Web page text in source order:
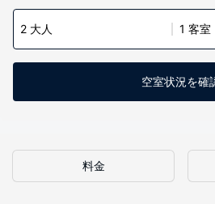
2 大人 1 客室
空室状況を確
料金